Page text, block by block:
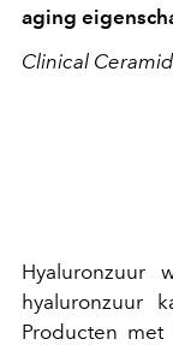
aging
Clinical
Hyaluronzuur
hyaluronzuur
Producten